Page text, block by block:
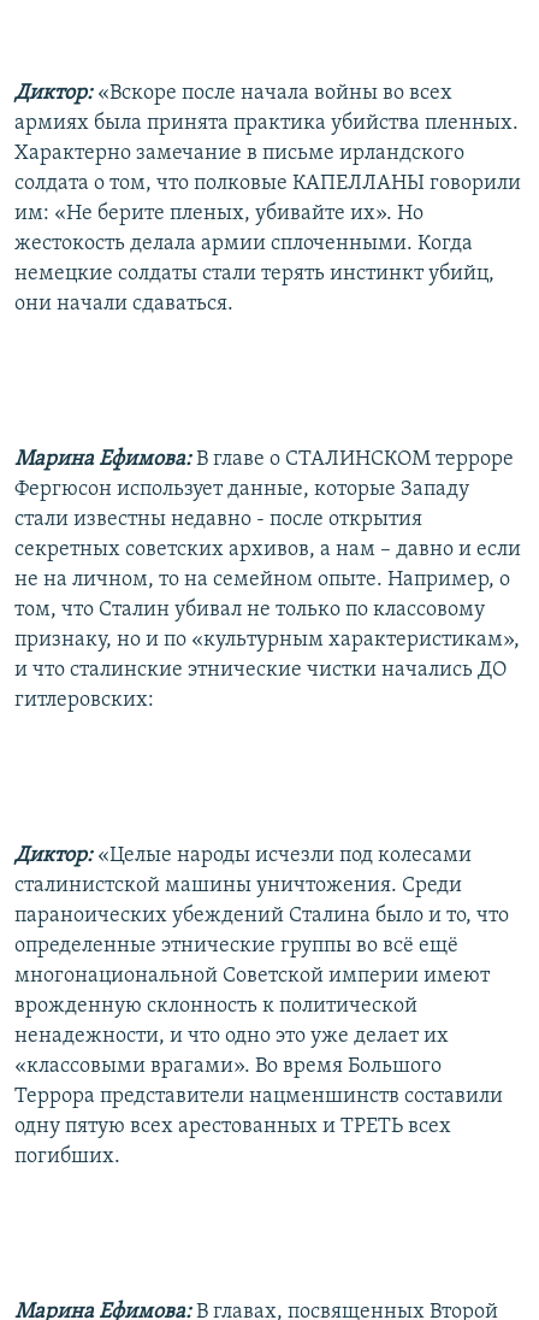
Диктор: «Вскоре после начала войны во всех
армиях была принята практика убийства пленных.
Характерно замечание в письме ирландского
солдата о том, что полковые КАПЕЛЛАНЫ говорили
им: «Не берите пленых, убивайте их». Но
жестокость делала армии сплоченными. Когда
немецкие солдаты стали терять инстинкт убийц,
они начали сдаваться.
Марина Ефимова:В главе о СТАЛИНСКОМ терроре
Фергюсон использует данные, которые Западу
стали известны недавно - после открытия
секретных советских архивов, а нам – давно и если
не на личном, то на семейном опыте. Например, о
том, что Сталин убивал не только по классовому
признаку, но и по «культурным характеристикам»,
и что сталинские этнические чистки начались ДО
гитлеровских:
Диктор: «Целые народы исчезли под колесами
сталинистской машины уничтожения. Среди
параноических убеждений Сталина было и то, что
определенные этнические группы во всё ещё
многонациональной Советской империи имеют
врожденную склонность к политической
ненадежности, и что одно это уже делает их
«классовыми врагами». Во время Большого
Террора представители нацменшинств составили
одну пятую всех арестованных и ТРЕТЬ всех
погибших.
Марина Ефимова:В главах, посвященных Второй